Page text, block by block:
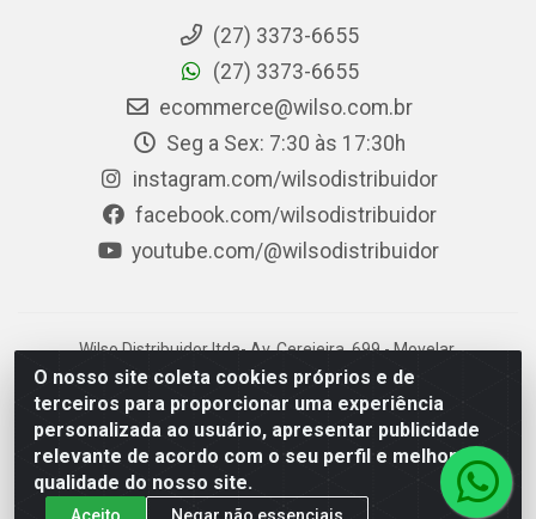
O nosso site coleta cookies próprios e de
terceiros para proporcionar uma experiência
personalizada ao usuário, apresentar publicidade
relevante de acordo com o seu perfil e melhorar a
qualidade do nosso site.
Aceito Negar não essenciais
(27) 3373-6655
(27) 3373-6655
ecommerce@wilso.com.br
Seg a Sex: 7:30 às 17:30h
instagram.com/wilsodistribuidor
facebook.com/wilsodistribuidor
youtube.com/@wilsodistribuidor
Wilso Distribuidor ltda- Av. Cerejeira, 699 - Movelar,
Linhares/ES - CEP 29906-015 - CNPJ 07.024.536/0001-96